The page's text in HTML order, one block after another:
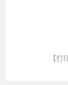
【打